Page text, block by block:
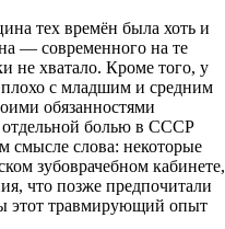
тех времён была хоть и
— современного на те
не хватало. Кроме того, у
с младшим и средним
обязанностями
отдельной болью в СССР
смысле слова: некоторые
зубоврачебном кабинете,
что позже предпочитали
этот травмирующий опыт